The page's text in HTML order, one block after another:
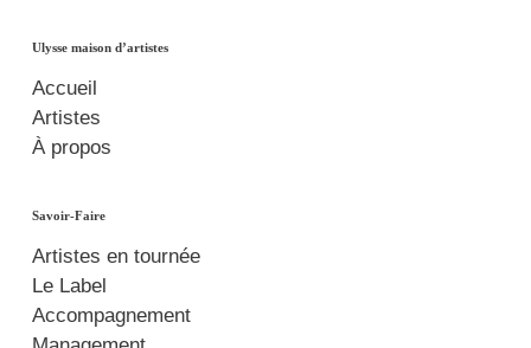
attend jusqu’à dimanche à l’Espace
#pauseguitare
Photo
View on Facebook
Ulysse maison d’artistes
Accueil
Artistes
À propos
Savoir-Faire
Artistes en tournée
Le Label
Accompagnement